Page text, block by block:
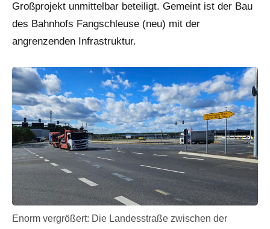
Großprojekt unmittelbar beteiligt. Gemeint ist der Bau
des Bahnhofs Fangschleuse (neu) mit der
angrenzenden Infrastruktur.
Enorm vergrößert: Die Landesstraße zwischen der